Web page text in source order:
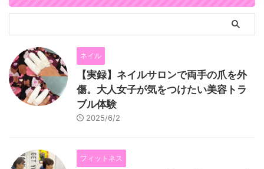
ネイル
【実録】ネイルサロンで両手の爪を外
傷。大人女子が気をつけたい美容トラ
ブル体験
2025/6/2
フィットネス